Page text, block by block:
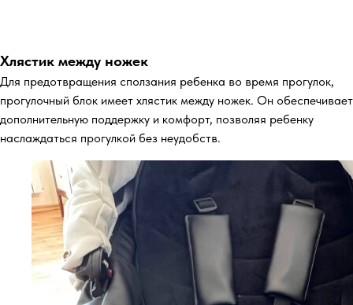
Хлястик между ножек
Для предотвращения сползания ребенка во время прогулок,
прогулочный блок имеет хлястик между ножек. Он обеспечивает
дополнительную поддержку и комфорт, позволяя ребенку
наслаждаться прогулкой без неудобств.